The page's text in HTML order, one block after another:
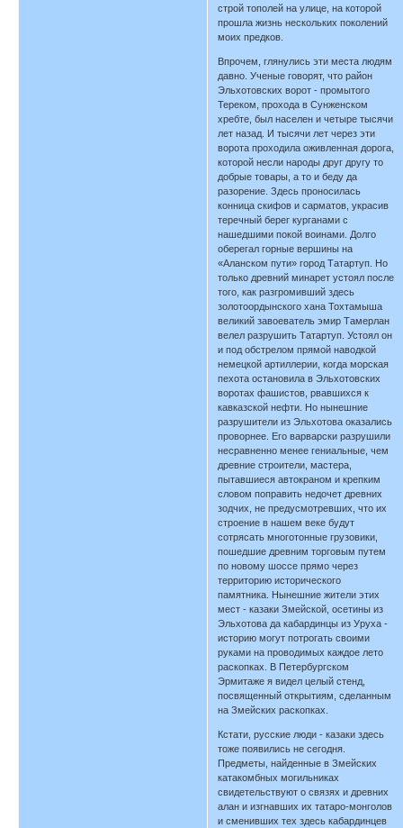
строй тополей на улице, на которой
прошла жизнь нескольких поколений
моих предков.
Впрочем, глянулись эти места людям
давно. Ученые говорят, что район
Эльхотовских ворот - промытого
Тереком, прохода в Сунженском
хребте, был населен и четыре тысячи
лет назад. И тысячи лет через эти
ворота проходила оживленная дорога,
которой несли народы друг другу то
добрые товары, а то и беду да
разорение. Здесь проносилась
конница скифов и сарматов, украсив
теречный берег курганами с
нашедшими покой воинами. Долго
оберегал горные вершины на
«Аланском пути» город Татартуп. Но
только древний минарет устоял после
того, как разгромивший здесь
золотоордынского хана Тохтамыша
великий завоеватель эмир Тамерлан
велел разрушить Татартуп. Устоял он
и под обстрелом прямой наводкой
немецкой артиллерии, когда морская
пехота остановила в Эльхотовских
воротах фашистов, рвавшихся к
кавказской нефти. Но нынешние
разрушители из Эльхотова оказались
проворнее. Его варварски разрушили
несравненно менее гениальные, чем
древние строители, мастера,
пытавшиеся автокраном и крепким
словом поправить недочет древних
зодчих, не предусмотревших, что их
строение в нашем веке будут
сотрясать многотонные грузовики,
пошедшие древним торговым путем
по новому шоссе прямо через
территорию исторического
памятника. Нынешние жители этих
мест - казаки Змейской, осетины из
Эльхотова да кабардинцы из Уруха -
историю могут потрогать своими
руками на проводимых каждое лето
раскопках. В Петербургском
Эрмитаже я видел целый стенд,
посвященный открытиям, сделанным
на Змейских раскопках.
Кстати, русские люди - казаки здесь
тоже появились не сегодня.
Предметы, найденные в Змейских
катакомбных могильниках
свидетельствуют о связях и древних
алан и изгнавших их татаро-монголов
и сменивших тех здесь кабардинцев